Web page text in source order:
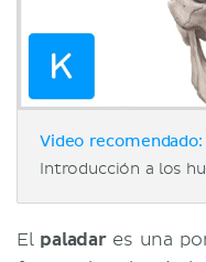
Video
Introducción a los
El paladar es una